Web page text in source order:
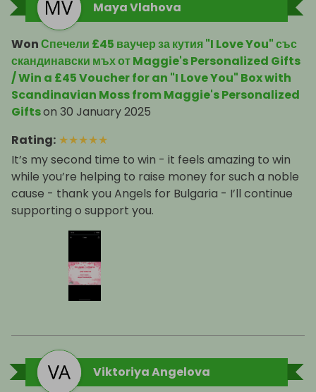
Maya Vlahova
WonСпечели £45 ваучер за кутия "I Love You" със
скандинавски мъх от Maggie's Personalized Gifts
/ Win a £45 Voucher for an "I Love You" Box with
Scandinavian Moss from Maggie's Personalized
Giftson 30 January 2025
Rating: ★★★★★
It’s my second time to win - it feels amazing to win
while you’re helping to raise money for such a noble
cause - thank you Angels for Bulgaria - I’ll continue
supporting o support you.
Viktoriya Angelova